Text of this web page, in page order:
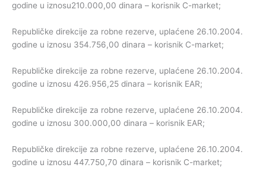
godine u iznosu210.000,00 dinara – korisnik C-market;
Republičke direkcije za robne rezerve, uplaćene 26.10.2004.
godine u iznosu 354.756,00 dinara – korisnik C-market;
Republičke direkcije za robne rezerve, uplaćene 26.10.2004.
godine u iznosu 426.956,25 dinara – korisnik EAR;
Republičke direkcije za robne rezerve, uplaćene 26.10.2004.
godine u iznosu 300.000,00 dinara – korisnik EAR;
Republičke direkcije za robne rezerve, uplaćene 26.10.2004.
godine u iznosu 447.750,70 dinara – korisnik C-market;